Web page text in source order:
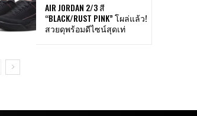
AIR JORDAN 2/3 สี
“BLACK/RUST PINK” โผล่แล้ว!
สวยดุพร้อมดีไซน์สุดเท่